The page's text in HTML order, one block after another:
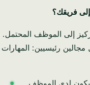
فريقك؟
إلى الموظف المحتمل.
رئيسيين: المهارات
لدى الموظف